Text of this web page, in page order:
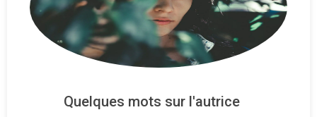
Quelques mots sur l'autrice